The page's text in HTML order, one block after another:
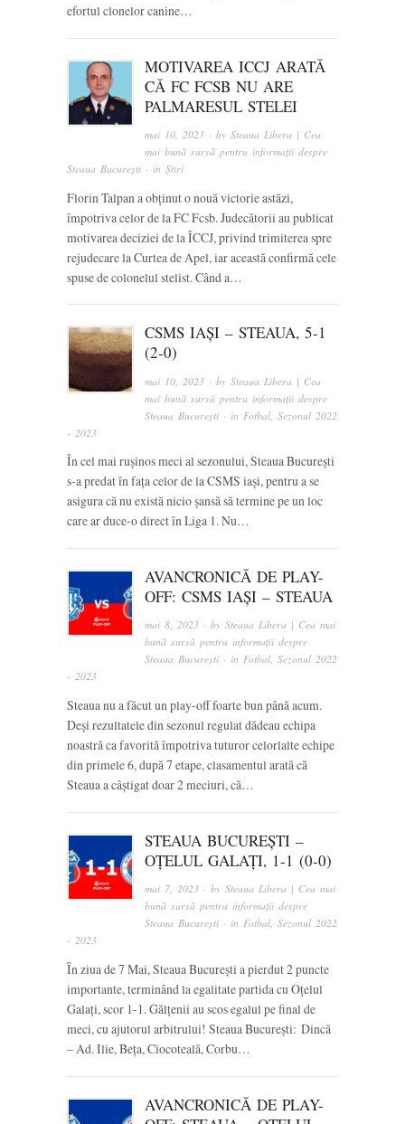
efortul clonelor canine…
MOTIVAREA ICCJ ARATĂ
CĂ FC FCSB NU ARE
PALMARESUL STELEI
mai 10, 2023 · bySteaua Libera | Cea
mai bună sursă pentru informații despre
Steaua București · in Știri
Florin Talpan a obținut o nouă victorie astăzi,
împotriva celor de la FC Fcsb. Judecătorii au publicat
motivarea deciziei de la ÎCCJ, privind trimiterea spre
rejudecare la Curtea de Apel, iar această confirmă cele
spuse de colonelul stelist. Când a…
CSMS IAȘI – STEAUA, 5-1
(2-0)
mai 10, 2023 · bySteaua Libera | Cea
mai bună sursă pentru informații despre
Steaua București · in Fotbal ,Sezonul 2022
- 2023
În cel mai rușinos meci al sezonului, Steaua București
s-a predat în fața celor de la CSMS iași, pentru a se
asigura că nu există nicio șansă să termine pe un loc
care ar duce-o direct în Liga 1. Nu…
AVANCRONICĂ DE PLAY-
OFF: CSMS IAȘI – STEAUA
mai 8, 2023 · bySteaua Libera | Cea mai
bună sursă pentru informații despre
Steaua București · inFotbal,Sezonul 2022
- 2023
Steaua nu a făcut un play-off foarte bun până acum.
Deși rezultatele din sezonul regulat dădeau echipa
noastră ca favorită împotriva tuturor celorlalte echipe
din primele 6, după 7 etape, clasamentul arată că
Steaua a câștigat doar 2 meciuri, că…
STEAUA BUCUREȘTI –
OȚELUL GALAȚI, 1-1 (0-0)
mai 7, 2023 · bySteaua Libera | Cea mai
bună sursă pentru informații despre
Steaua București · inFotbal,Sezonul 2022
- 2023
În ziua de 7 Mai, Steaua București a pierdut 2 puncte
importante, terminând la egalitate partida cu Oțelul
Galați, scor 1-1. Gălțenii au scos egalul pe final de
meci, cu ajutorul arbitrului! Steaua București: Dincă
– Ad. Ilie, Beța, Ciocoteală, Corbu…
AVANCRONICĂ DE PLAY-